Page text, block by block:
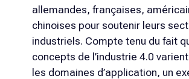
allemandes, françaises,
chinoises pour soutenir leurs
industriels. Compte tenu du fait
concepts de l’industrie 4.0
les domaines d’application, un